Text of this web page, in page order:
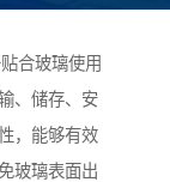
合玻璃使用
、储存、安
，能够有效
玻璃表面出